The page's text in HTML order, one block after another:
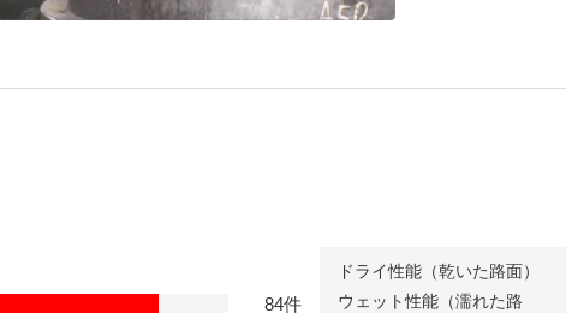
ブリヂストンのタイヤづくり
84件
ドライ性能（乾いた路面）
ウェット性能（濡れた路